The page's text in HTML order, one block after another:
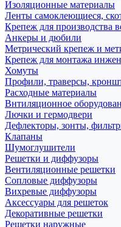
Изоляционные материалы
Ленты самоклеющиеся,
Крепеж для производства
Анкеры и дюбили
Метрический крепеж и
Крепеж для монтажа
Хомуты
Профили, траверсы,
Расходные материалы
Внтиляционное
Лючки и гермодвери
Дефлекторы, зонты,
Клапаны
Шумоглушители
Решетки и диффузоры
Вентиляционные решетки
Сопловые диффузоры
Вихревые диффузоры
Аксессуары для решеток
Декоративные решетки
Решетки наружные